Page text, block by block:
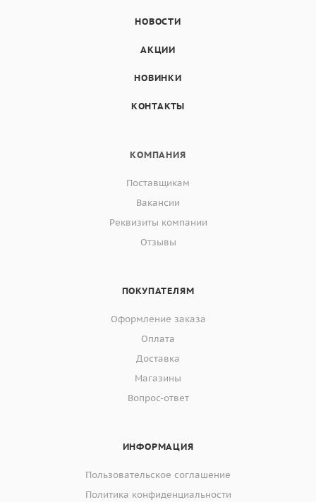
НОВОСТИ
АКЦИИ
НОВИНКИ
КОНТАКТЫ
КОМПАНИЯ
Поставщикам
Вакансии
Реквизиты компании
Отзывы
ПОКУПАТЕЛЯМ
Оформление заказа
Оплата
Доставка
Магазины
Вопрос-ответ
ИНФОРМАЦИЯ
Пользовательское соглашение
Политика конфиденциальности